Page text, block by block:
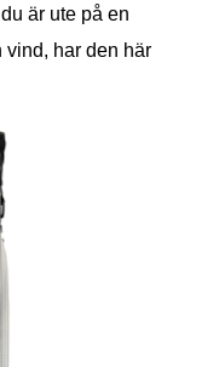
är ute på en
vind, har den här